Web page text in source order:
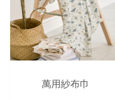
萬用紗布巾